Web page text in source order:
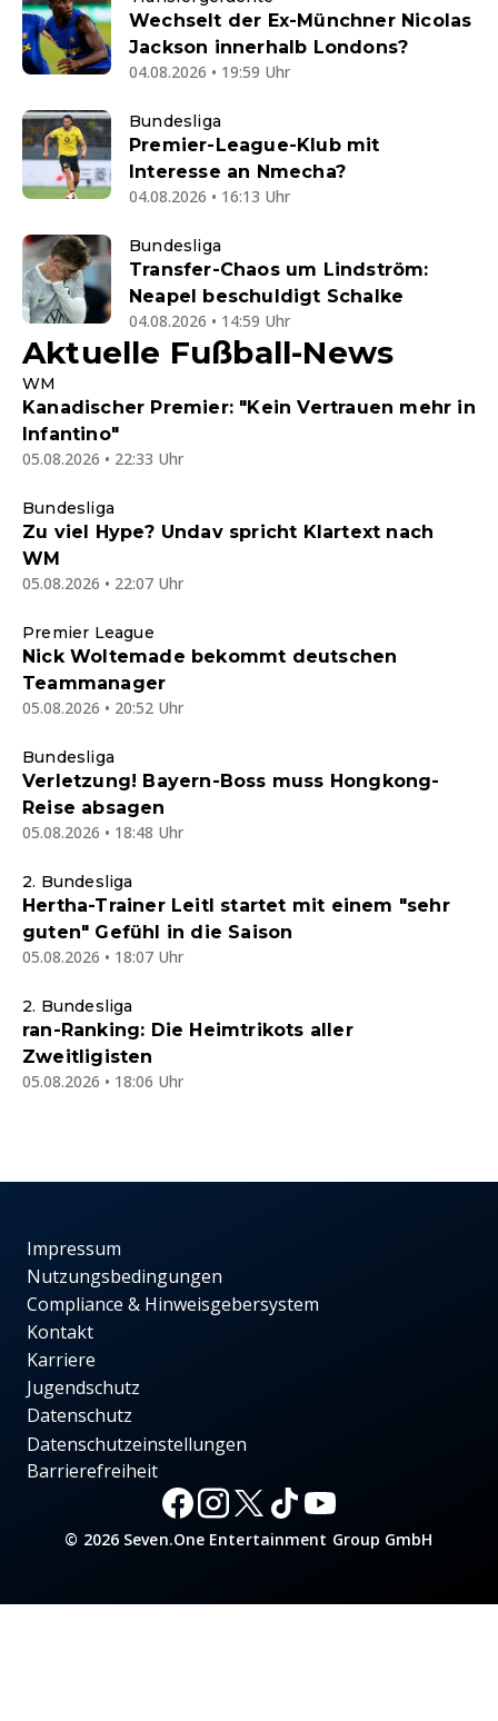
Wechselt der Ex-Münchner Nicolas
Jackson innerhalb Londons?
04.08.2026 • 19:59 Uhr
Bundesliga
Premier-League-Klub mit
Interesse an Nmecha?
04.08.2026 • 16:13 Uhr
Bundesliga
Transfer-Chaos um Lindström:
Neapel beschuldigt Schalke
04.08.2026 • 14:59 Uhr
Aktuelle Fußball-News
WM
Kanadischer Premier: "Kein Vertrauen mehr in
Infantino"
05.08.2026 • 22:33 Uhr
Bundesliga
Zu viel Hype? Undav spricht Klartext nach
WM
05.08.2026 • 22:07 Uhr
Premier League
Nick Woltemade bekommt deutschen
Teammanager
05.08.2026 • 20:52 Uhr
Bundesliga
Verletzung! Bayern-Boss muss Hongkong-
Reise absagen
05.08.2026 • 18:48 Uhr
2. Bundesliga
Hertha-Trainer Leitl startet mit einem "sehr
guten" Gefühl in die Saison
05.08.2026 • 18:07 Uhr
2. Bundesliga
ran-Ranking: Die Heimtrikots aller
Zweitligisten
05.08.2026 • 18:06 Uhr
Impressum
Nutzungsbedingungen
Compliance & Hinweisgebersystem
Kontakt
Karriere
Jugendschutz
Datenschutz
Datenschutzeinstellungen
Barrierefreiheit
© 2026 Seven.One Entertainment Group GmbH